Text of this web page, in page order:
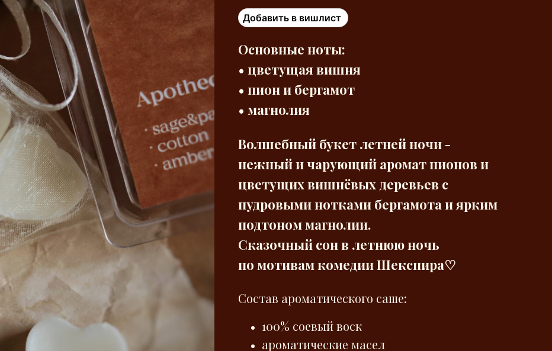
Добавить в вишлист
Основные ноты:
• цветущая вишня
• пион и бергамот
• магнолия
Волшебный букет летней ночи -
нежный и чарующий аромат пионов и
цветущих вишнёвых деревьев с
пудровыми нотками бергамота и ярким
подтоном магнолии.
Сказочный сон в летнюю ночь
по мотивам комедии Шекспира♡
Состав ароматического саше:
100% соевый воск
ароматические масел